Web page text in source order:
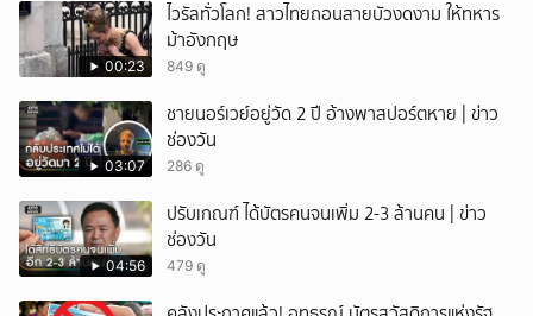
00:23
ไวรัลทั่วโลก! สาวไทยถอนสายบัวงดงาม ให้ทหาร
ม้าอังกฤษ
849 ดู
03:07
ชายนอร์เวย์อยู่วัด 2 ปี อ้างพาสปอร์ตหาย | ข่าว
ช่องวัน
286 ดู
04:56
ปรับเกณฑ์ ได้บัตรคนจนเพิ่ม 2-3 ล้านคน | ข่าว
ช่องวัน
479 ดู